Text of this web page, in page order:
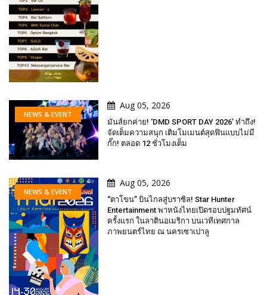
NEWS & EVENT
Aug 05, 2026
มันส์ยกค่าย! ‘DMD SPORT DAY 2026’ ทำถึง!
จัดเต็มความสนุก เติมโมเมนต์สุดฟินแบบไม่มี
กั๊ก! ตลอด 12 ชั่วโมงเต็ม
NEWS & EVENT
Aug 05, 2026
“ตาโขน” บินไกลสู่บราซิล! Star Hunter
Entertainment พาหนังไทยเปิดรอบปฐมทัศน์
ครั้งแรก ในลาตินอเมริกา บนเวทีเทศกาล
ภาพยนตร์ไทย ณ นครเซาเปาลู